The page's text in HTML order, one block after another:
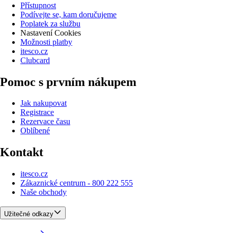
Přístupnost
Podívejte se, kam doručujeme
Poplatek za službu
Nastavení Cookies
Možnosti platby
itesco.cz
Clubcard
Pomoc s prvním nákupem
Jak nakupovat
Registrace
Rezervace času
Oblíbené
Kontakt
itesco.cz
Zákaznické centrum - 800 222 555
Naše obchody
Užitečné odkazy